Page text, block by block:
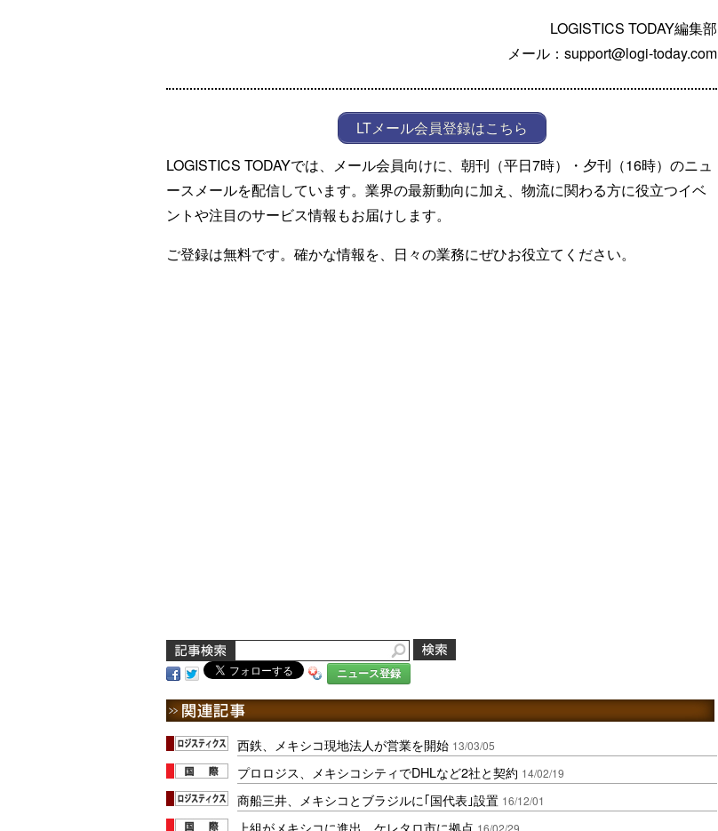
LOGISTICS TODAY編集部
メール：support@logi-today.com
LTメール会員登録はこちら
LOGISTICS TODAYでは、メール会員向けに、朝刊（平日7時）・夕刊（16時）のニュ
ースメールを配信しています。業界の最新動向に加え、物流に関わる方に役立つイベ
ントや注目のサービス情報もお届けします。
ご登録は無料です。確かな情報を、日々の業務にぜひお役立てください。
ニュース登録
西鉄、メキシコ現地法人が営業を開始 13/03/05
プロロジス、メキシコシティでDHLなど2社と契約 14/02/19
商船三井、メキシコとブラジルに｢国代表｣設置 16/12/01
上組がメキシコに進出、ケレタロ市に拠点 16/02/29